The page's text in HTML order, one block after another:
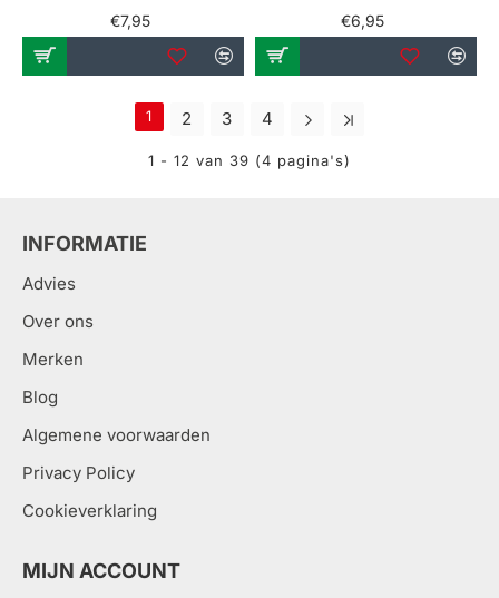
€7,95 €6,95
1 2 3 4
1 - 12 van 39 (4 pagina's)
INFORMATIE
Advies
Over ons
Merken
Blog
Algemene voorwaarden
Privacy Policy
Cookieverklaring
MIJN ACCOUNT